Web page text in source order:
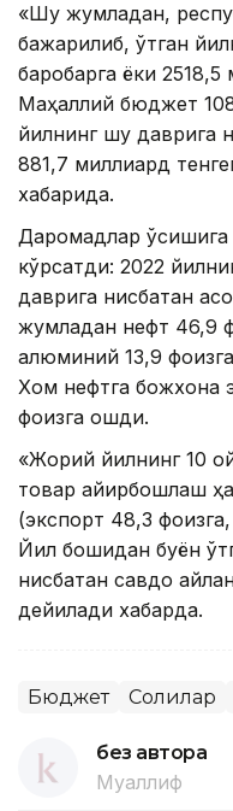
«Шу жумладан,
бажарилиб, ўтган
баробарга ёки
Маҳаллий бюджет
йилнинг шу даврига
881,7 миллиард
хабарида.
Даромадлар ўсишига
кўрсатди: 2022
даврига нисбатан
жумладан нефт 46,9
алюминий 13,9
Хом нефтга божхона
фоизга ошди.
«Жорий йилнинг 10
товар айирбошлаш
(экспорт 48,3
Йил бошидан буён
нисбатан савдо
дейилади хабарда.
Бюджет Солиқлар
без автора
Муаллиф